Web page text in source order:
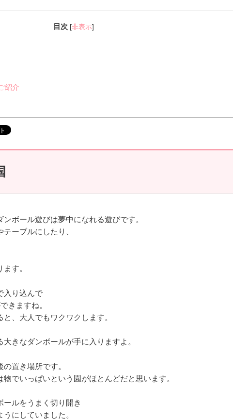
目次 [非表示]
紹介
ボール遊びは夢中になれる遊びです。
ーブルにしたり、
す。
入り込んで
きますね。
、大人でもワクワクします。
きなダンボールが手に入りますよ。
置き場所です。
でいっぱいという園がほとんどだと思います。
ルをうまく切り開き
にしていました。